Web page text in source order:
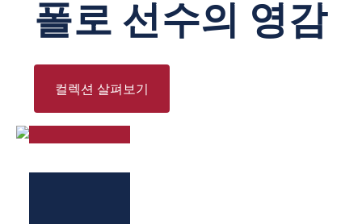
폴로 선수의 영감
컬렉션 살펴보기